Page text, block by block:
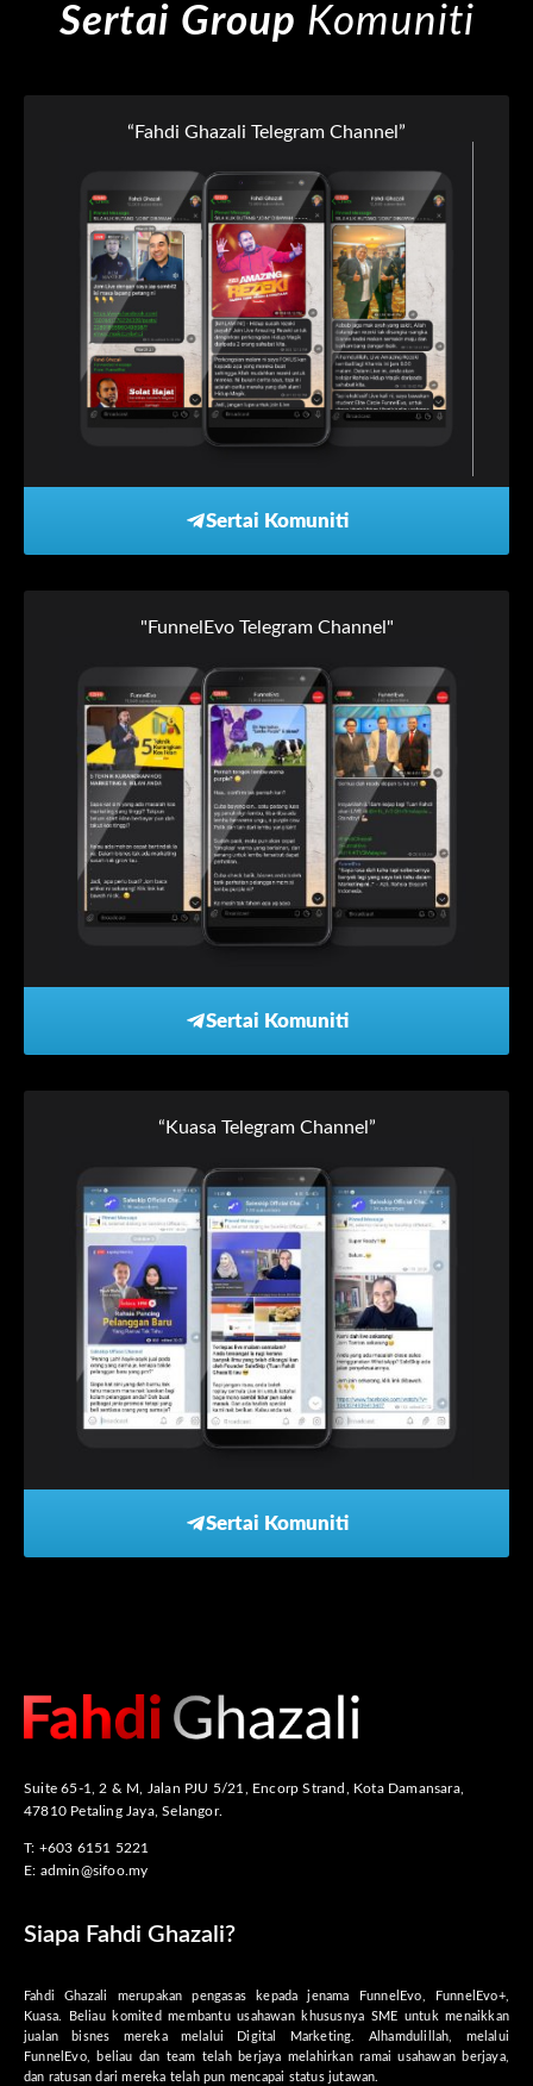
Sertai Group Komuniti
“Fahdi Ghazali Telegram Channel”
Sertai Komuniti
"FunnelEvo Telegram Channel"
Sertai Komuniti
“Kuasa Telegram Channel”
Sertai Komuniti
Suite 65-1, 2 & M, Jalan PJU 5/21, Encorp Strand, Kota Damansara,
47810 Petaling Jaya, Selangor.
T: +603 6151 5221
E: admin@sifoo.my
Siapa Fahdi Ghazali?
Fahdi Ghazali merupakan pengasas kepada jenama FunnelEvo, FunnelEvo+,
Kuasa. Beliau komited membantu usahawan khususnya SME untuk menaikkan
jualan bisnes mereka melalui Digital Marketing. Alhamdulillah, melalui
FunnelEvo, beliau dan team telah berjaya melahirkan ramai usahawan berjaya,
dan ratusan dari mereka telah pun mencapai status jutawan.